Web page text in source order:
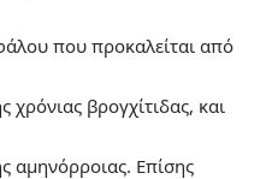
που προκαλείται από
βρογχίτιδας, και
αμηνόρροιας. Επίσης